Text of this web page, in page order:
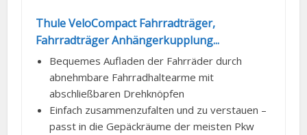
Thule VeloCompact Fahrradträger,
Fahrradträger Anhängerkupplung...
Bequemes Aufladen der Fahrräder durch
abnehmbare Fahrradhaltearme mit
abschließbaren Drehknöpfen
Einfach zusammenzufalten und zu verstauen –
passt in die Gepäckräume der meisten Pkw